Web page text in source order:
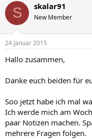
S skalar91
New Member
24 Januar 2015
Hallo zusammen,
Danke euch beiden für
Soo jetzt habe ich mal
Ich werde mich am
paar Notizen machen.
mehrere Fragen folgen.